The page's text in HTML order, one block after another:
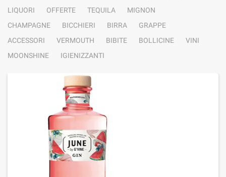
LIQUORI
OFFERTE TEQUILA
MIGNON
CHAMPAGNE
BICCHIERI BIRRA
GRAPPE
ACCESSORI
VERMOUTH BIBITE BOLLICINE
VINI
MOONSHINE
IGIENIZZANTI